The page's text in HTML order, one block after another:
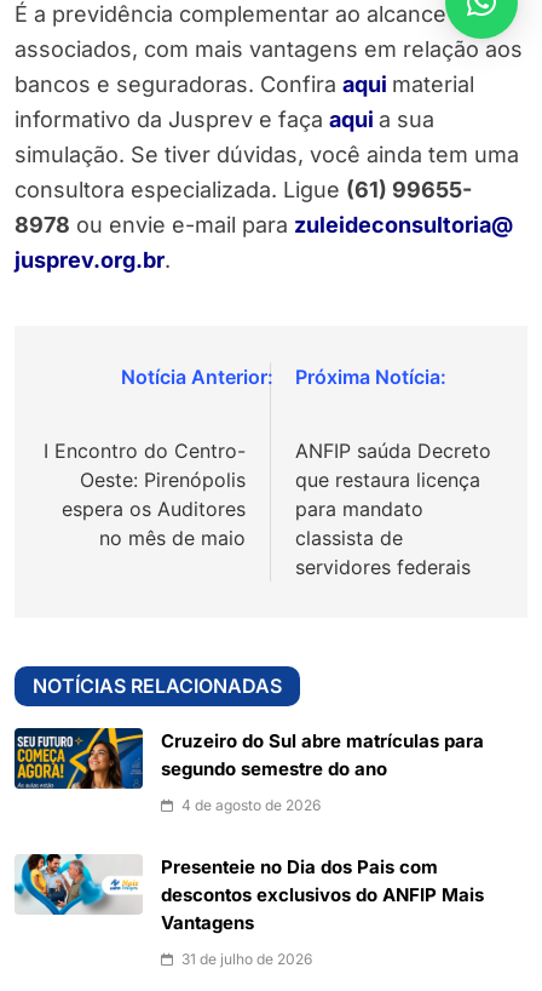
É a previdência complementar ao alcance dos
associados, com mais vantagens em relação aos
bancos e seguradoras. Confira aqui material
informativo da Jusprev e faça aqui a sua
simulação. Se tiver dúvidas, você ainda tem uma
consultora especializada. Ligue (61) 99655-
8978 ou envie e-mail para zuleideconsultoria@
jusprev.org.br.
Navegação
Post
I Encontro do Centro-
Oeste: Pirenópolis
espera os Auditores
no mês de maio
ANFIP saúda Decreto
que restaura licença
para mandato
classista de
servidores federais
NOTÍCIAS RELACIONADAS
Cruzeiro do Sul abre matrículas para
segundo semestre do ano
4 de agosto de 2026
Presenteie no Dia dos Pais com
descontos exclusivos do ANFIP Mais
Vantagens
31 de julho de 2026